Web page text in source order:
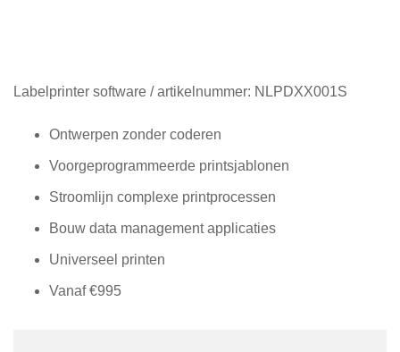
Labelprinter software / artikelnummer: NLPDXX001S
Ontwerpen zonder coderen
Voorgeprogrammeerde printsjablonen
Stroomlijn complexe printprocessen
Bouw data management applicaties
Universeel printen
Vanaf €995
Ga
van
gallerij